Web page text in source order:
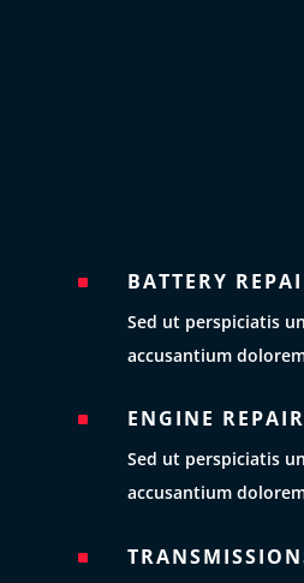
^ BATTERY
Sed ut perspiciatis
accusantium
^ ENGINE
Sed ut perspiciatis
accusantium
^